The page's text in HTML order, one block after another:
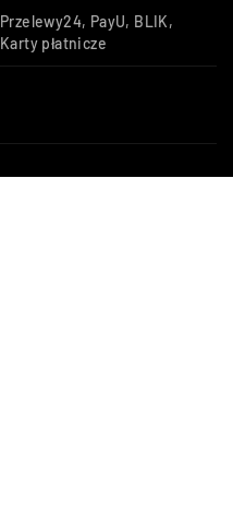
Przelewy24, PayU, BLIK,
Karty płatnicze